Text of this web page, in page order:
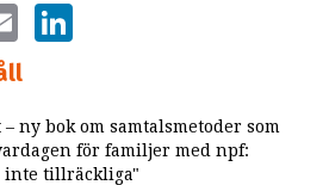
EMAIL
ny bok om samtalsmetoder som
för familjer med npf:
inte tillräckliga"